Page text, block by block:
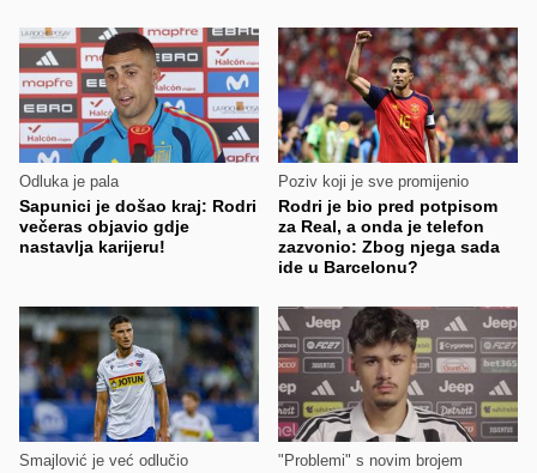
Odluka je pala
Sapunici je došao kraj: Rodri
večeras objavio gdje
nastavlja karijeru!
Poziv koji je sve promijenio
Rodri je bio pred potpisom
za Real, a onda je telefon
zazvonio: Zbog njega sada
ide u Barcelonu?
Smajlović je već odlučio "Problemi" s novim brojem